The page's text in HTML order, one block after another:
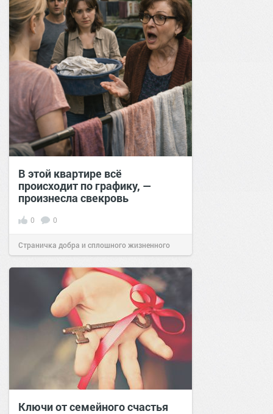
В этой квартире всё
происходит по графику, —
произнесла свекровь
0 0
Страничка добра и сплошного жизненного
позитива!12:3917 мар 2026
Ключи от семейного счастья